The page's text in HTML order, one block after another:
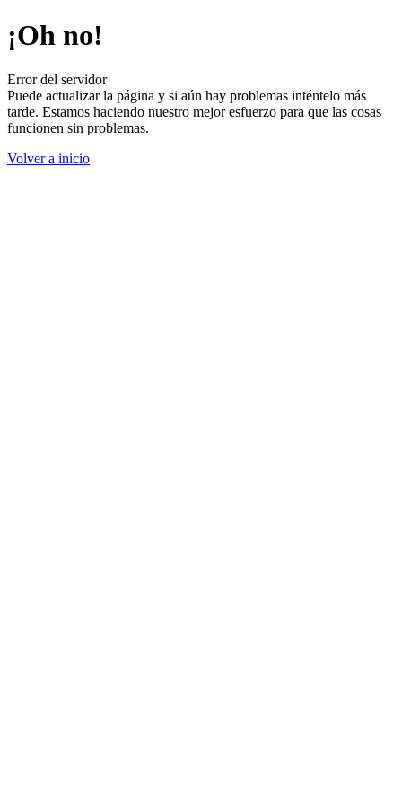
¡Oh no!
Error del servidor
Puede actualizar la página y si aún hay problemas inténtelo más
tarde. Estamos haciendo nuestro mejor esfuerzo para que las cosas
funcionen sin problemas.
Volver a inicio